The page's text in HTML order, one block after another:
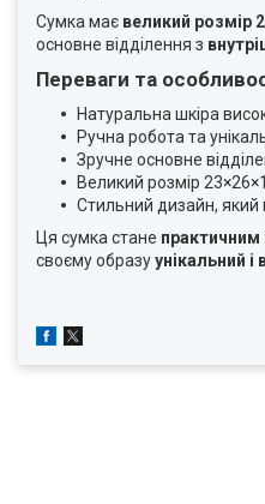
Сумка має великий розмір
основне відділення з
Переваги та
Натуральна шкіра
Ручна робота та
Зручне основне
Великий розмір
Стильний дизайн, який
Ця сумка стане практичним
своєму образуунікальний